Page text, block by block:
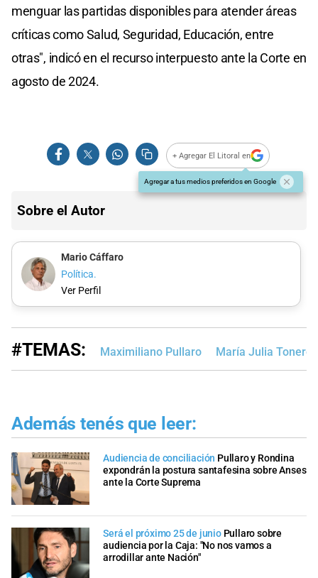
menguar las partidas disponibles para atender áreas
críticas como Salud, Seguridad, Educación, entre
otras", indicó en el recurso interpuesto ante la Corte en
agosto de 2024.
+ Agregar El Litoral en
Agregar a tus medios preferidos en Google
Sobre el Autor
Mario Cáffaro
Política.
Ver Perfil
#TEMAS: Maximiliano Pullaro María Julia Tonero
Además tenés que leer:
Audiencia de conciliación Pullaro y Rondina
expondrán la postura santafesina sobre Anses
ante la Corte Suprema
Será el próximo 25 de junio Pullaro sobre
audiencia por la Caja: "No nos vamos a
arrodillar ante Nación"